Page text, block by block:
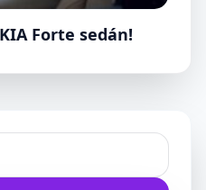
Forte sedán!